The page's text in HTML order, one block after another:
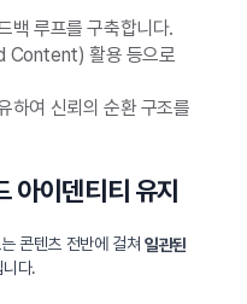
백 루프를 구축합니다.
Content) 활용 등으로
하여 신뢰의 순환 구조를
아이덴티티 유지
콘텐츠 전반에 걸쳐일관된
다.